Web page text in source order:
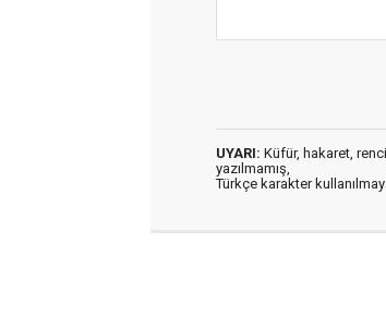
UYARI: Küfür, hakaret,
yazılmamış,
Türkçe karakter